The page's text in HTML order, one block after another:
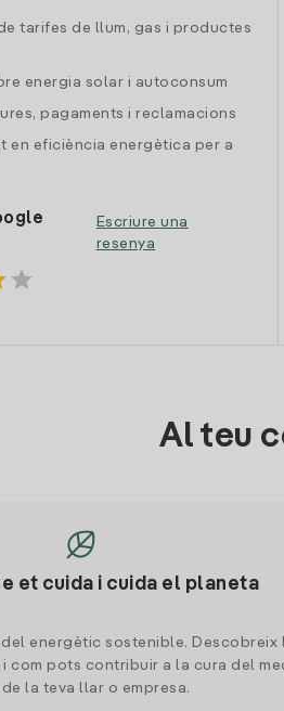
tarifes de llum, gas i productes
energia solar i autoconsum
pagaments i reclamacions
en eficiència energètica per a
star
Escriure una
resenya
Al teu
et cuida i cuida el planeta
energètic sostenible. Descobreix
com pots contribuir a la cura del
de la teva llar o empresa.